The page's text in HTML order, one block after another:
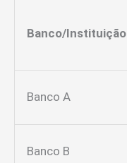
Banco/Instituição
Banco A
Banco B